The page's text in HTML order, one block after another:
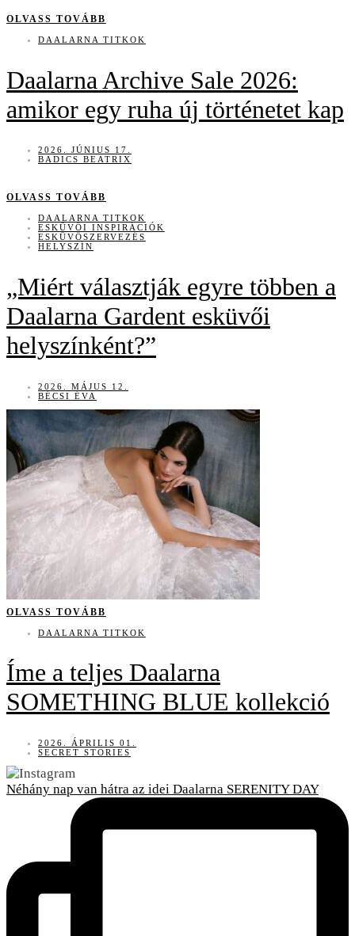
OLVASS TOVÁBB
DAALARNA TITKOK
Daalarna Archive Sale 2026:
amikor egy ruha új történetet kap
2026. JÚNIUS 17.
BADICS BEATRIX
OLVASS TOVÁBB
DAALARNA TITKOK
ESKÜVŐI INSPIRÁCIÓK
ESKÜVŐSZERVEZÉS
HELYSZÍN
„Miért választják egyre többen a
Daalarna Gardent esküvői
helyszínként?”
2026. MÁJUS 12.
BÉCSI ÉVA
OLVASS TOVÁBB
DAALARNA TITKOK
Íme a teljes Daalarna
SOMETHING BLUE kollekció
2026. ÁPRILIS 01.
SECRET STORIES
Néhány nap van hátra az idei Daalarna SERENITY DAY